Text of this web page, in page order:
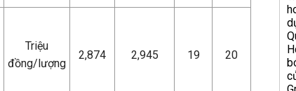
Triệu
đồng/lượng
2,874 2,945 19 20